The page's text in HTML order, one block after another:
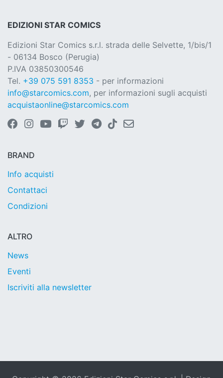
EDIZIONI STAR COMICS
Edizioni Star Comics s.r.l. strada delle Selvette, 1/bis/1
- 06134 Bosco (Perugia)
P.IVA 03850300546
Tel. +39 075 591 8353 - per informazioni
info@starcomics.com, per informazioni sugli acquisti
acquistaonline@starcomics.com
BRAND
Info acquisti
Contattaci
Condizioni
ALTRO
News
Eventi
Iscriviti alla newsletter